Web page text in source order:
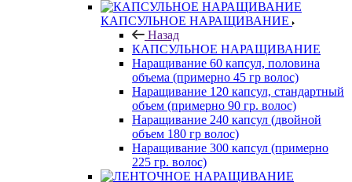
КАПСУЛЬНОЕ НАРАЩИВАНИЕ
Назад
КАПСУЛЬНОЕ НАРАЩИВАНИЕ
Наращивание 60 капсул, половина
объема (примерно 45 гр волос)
Наращивание 120 капсул, стандартный
объем (примерно 90 гр. волос)
Наращивание 240 капсул (двойной
объем 180 гр волос)
Наращивание 300 капсул (примерно
225 гр. волос)